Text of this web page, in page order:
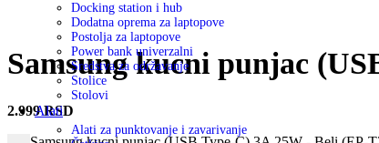
Docking station i hub
Dodatna oprema za laptopove
Postolja za laptopove
Power bank univerzalni
Sredstva za održavanje
Stolice
Stolovi
Alati
Alati za punktovanje i zavarivanje
Samsung kucni punjac
2.999RSD